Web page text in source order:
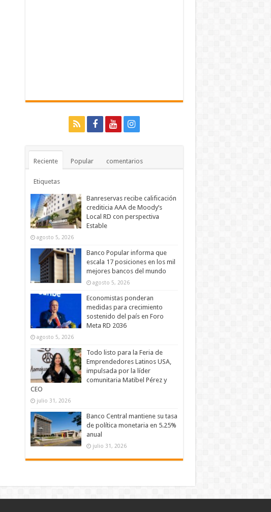
Reciente Popular comentarios
Etiquetas
Banreservas recibe calificación
crediticia AAA de Moody’s
Local RD con perspectiva
Estable
agosto 5, 2026
Banco Popular informa que
escala 17 posiciones en los mil
mejores bancos del mundo
agosto 5, 2026
Economistas ponderan
medidas para crecimiento
sostenido del país en Foro
Meta RD 2036
agosto 5, 2026
Todo listo para la Feria de
Emprendedores Latinos USA,
impulsada por la líder
comunitaria Matibel Pérez y
CEO
julio 31, 2026
Banco Central mantiene su tasa
de política monetaria en 5.25%
anual
julio 31, 2026